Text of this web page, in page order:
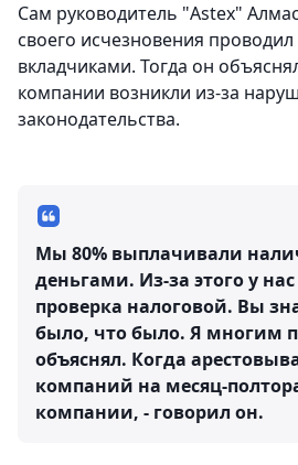
Сам руководитель "Astex"
своего исчезновения проводил
вкладчиками. Тогда он
компании возникли из-за
законодательства.
Мы 80% выплачивали
деньгами. Из-за этого у
проверка налоговой. Вы
было, что было. Я многим
объяснял. Когда
компаний на месяц-
компании, - говорил он.